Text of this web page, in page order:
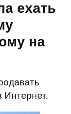
ехать
на